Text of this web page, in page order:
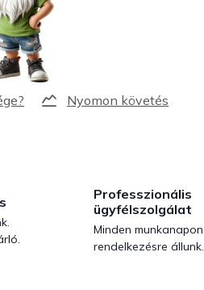
Nyomon követés
Professzionális
ügyfélszolgálat
Minden munkanapon
rendelkezésre állunk.